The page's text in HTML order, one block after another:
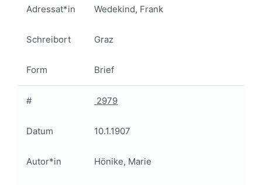
Adressat*in Wedekind, Frank
Schreibort Graz
Form Brief
# 2979
Datum 10.1.1907
Autor*in Hönike, Marie